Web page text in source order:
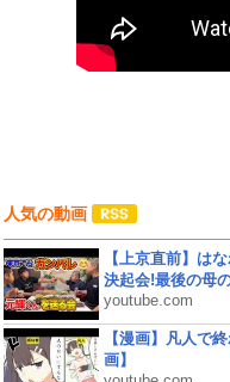
人気の動画
【上京直前】は
決起会!最後の母
youtube.com
【漫画】凡人で
画】